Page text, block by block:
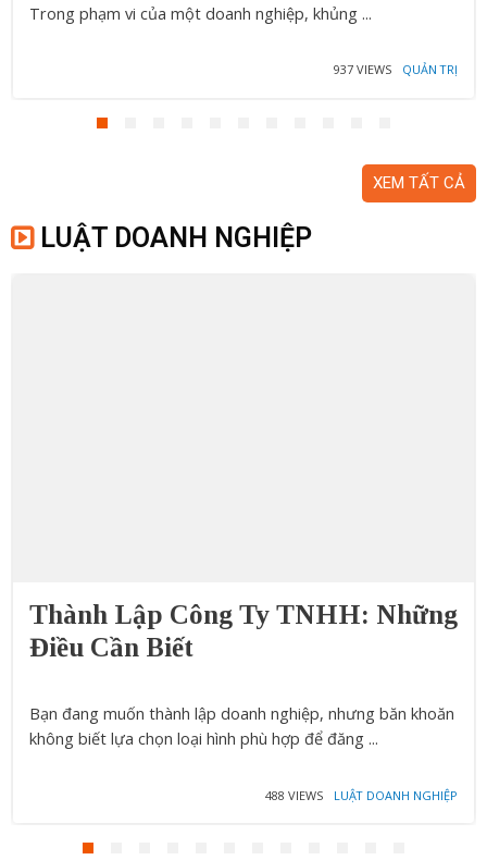
Trong phạm vi của một doanh nghiệp, khủng ...
937 VIEWS QUẢN TRỊ
XEM TẤT CẢ
LUẬT DOANH NGHIỆP
Thành Lập Công Ty TNHH: Những
Điều Cần Biết
Bạn đang muốn thành lập doanh nghiệp, nhưng băn khoăn
không biết lựa chọn loại hình phù hợp để đăng ...
488 VIEWS LUẬT DOANH NGHIỆP